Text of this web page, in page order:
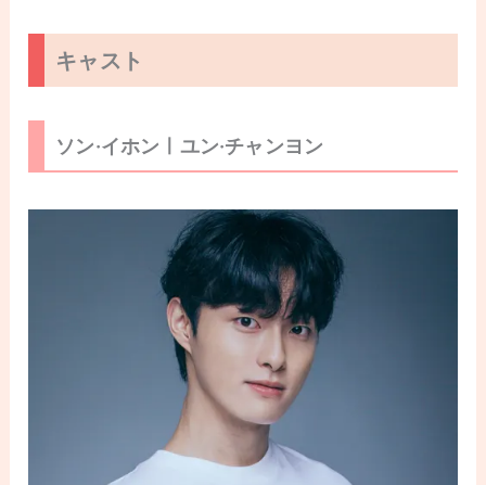
キャスト
ソン·イホンㅣユン·チャンヨン